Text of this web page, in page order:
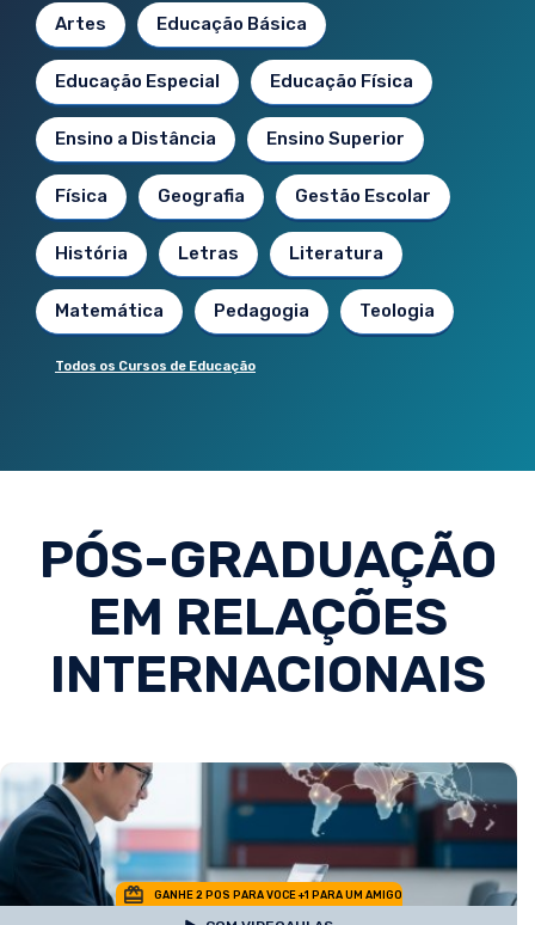
Artes Educação Básica
Educação Especial Educação Física
Ensino a Distância Ensino Superior
Física Geografia Gestão Escolar
História Letras Literatura
Matemática Pedagogia Teologia
Todos os Cursos de Educação
PÓS-GRADUAÇÃO
EM RELAÇÕES
INTERNACIONAIS
GANHE 2 POS PARA VOCE +1 PARA UM AMIGO